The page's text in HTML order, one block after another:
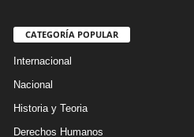
CATEGORÍA POPULAR
Internacional
Nacional
Historia y Teoria
Derechos Humanos